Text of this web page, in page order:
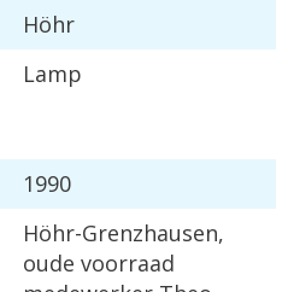
Höhr
Lamp
1990
Höhr-Grenzhausen,
oude voorraad